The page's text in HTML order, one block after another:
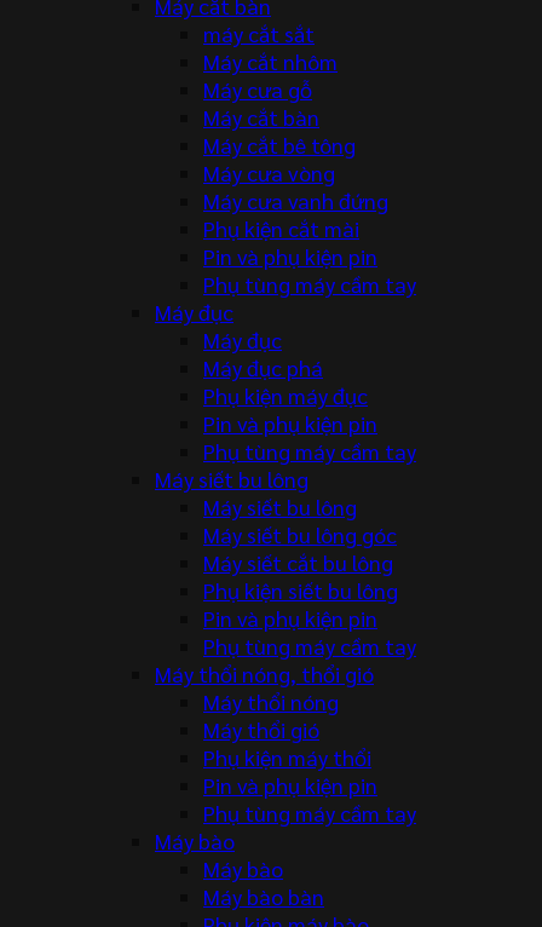
máy cắt sắt
Máy cắt nhôm
Máy cưa gỗ
Máy cắt bàn
Máy cắt bê tông
Máy cưa vòng
Máy cưa vanh đứng
Phụ kiện cắt mài
Pin và phụ kiện pin
Phụ tùng máy cầm tay
Máy đục
Máy đục
Máy đục phá
Phụ kiện máy đục
Pin và phụ kiện pin
Phụ tùng máy cầm tay
Máy siết bu lông
Máy siết bu lông
Máy siết bu lông góc
Máy siết cắt bu lông
Phụ kiện siết bu lông
Pin và phụ kiện pin
Phụ tùng máy cầm tay
Máy thổi nóng, thổi gió
Máy thổi nóng
Máy thổi gió
Phụ kiện máy thổi
Pin và phụ kiện pin
Phụ tùng máy cầm tay
Máy bào
Máy bào
Máy bào bàn